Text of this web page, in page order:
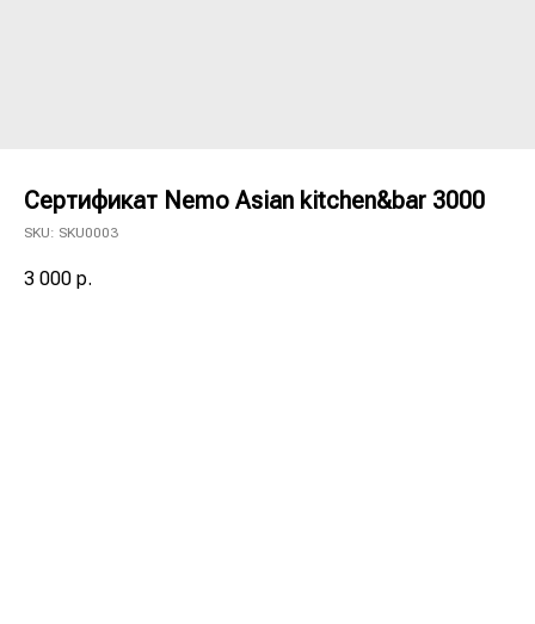
Сертификат Nemo Asian kitchen&bar 3000
SKU: SKU0003
3 000 р.